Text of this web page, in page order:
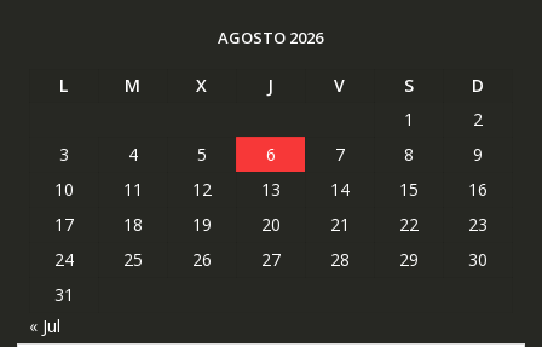
AGOSTO 2026
L M X J V S
D
1
2
3
4 5 6 7 8
9
10
11 12 13 14 15
16
17
18 19 20 21 22
23
24
25 26 27 28 29
30
31
« Jul